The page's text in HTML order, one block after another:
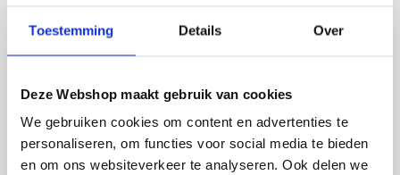
Toestemming Details Over
Deze Webshop maakt gebruik van cookies
We gebruiken cookies om content en advertenties te
personaliseren, om functies voor social media te bieden
en om ons websiteverkeer te analyseren. Ook delen we
BESTELINCLUSIEF
LICHTBRONNEN
LED lamp 4 watt E27
goud 20cm dimbaar